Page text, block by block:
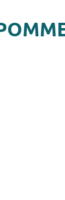
26